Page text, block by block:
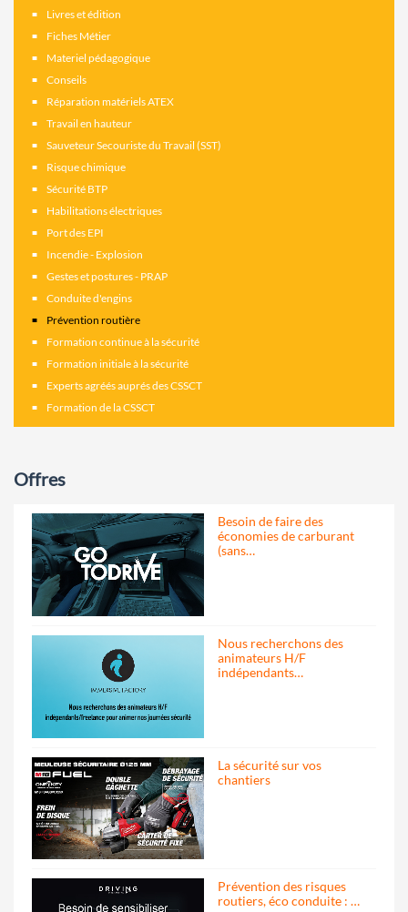
Livres et édition
Fiches Métier
Materiel pédagogique
Conseils
Réparation matériels ATEX
Travail en hauteur
Sauveteur Secouriste du Travail (SST)
Risque chimique
Sécurité BTP
Habilitations électriques
Port des EPI
Incendie - Explosion
Gestes et postures - PRAP
Conduite d'engins
Prévention routière
Formation continue à la sécurité
Formation initiale à la sécurité
Experts agréés auprés des CSSCT
Formation de la CSSCT
Offres
Besoin de faire des
économies de carburant
(sans…
Nous recherchons des
animateurs H/F
indépendants…
La sécurité sur vos
chantiers
Prévention des risques
routiers, éco conduite : …